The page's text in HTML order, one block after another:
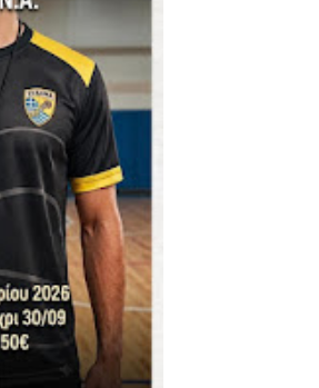
Αργ. νίκησε 72-54 το Πέρα